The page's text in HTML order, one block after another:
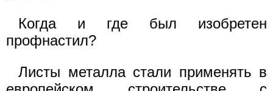
Когда и где был изобретен
профнастил?
Листы металла стали применять в